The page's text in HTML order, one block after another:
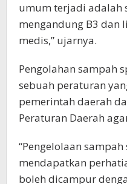
umum terjadi adalah
mengandung B3 dan
medis,” ujarnya.
Pengolahan sampah
sebuah peraturan
pemerintah daerah
Peraturan Daerah
“Pengelolaan
mendapatkan
boleh dicampur